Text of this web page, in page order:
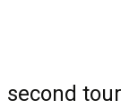
second tour